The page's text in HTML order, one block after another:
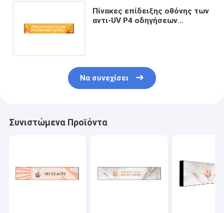
Πίνακες επίδειξης οθόνης των
αντι-UV P4 οδηγήσεων
Να συνεχίσει
Συνιστώμενα Προϊόντα